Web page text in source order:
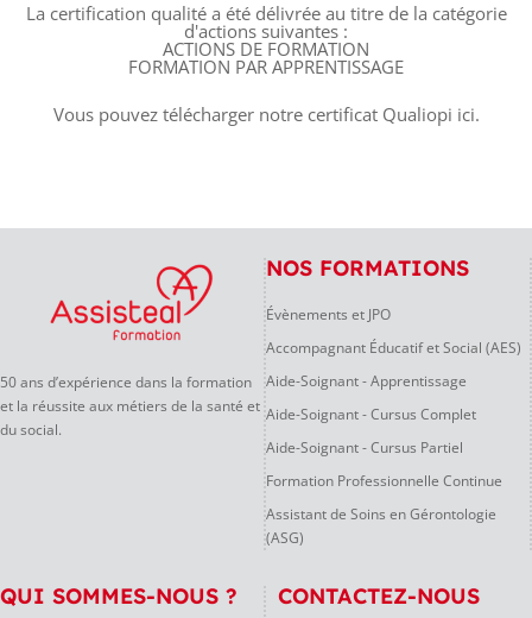
La certification qualité a été délivrée au titre de la catégorie
d'actions suivantes :
ACTIONS DE FORMATION
FORMATION PAR APPRENTISSAGE
Vous pouvez télécharger notre certificat Qualiopi ici.
50 ans d’expérience dans la formation
et la réussite aux métiers de la santé et
du social.
NOS FORMATIONS
Évènements et JPO
Accompagnant Éducatif et Social (AES)
Aide-Soignant - Apprentissage
Aide-Soignant - Cursus Complet
Aide-Soignant - Cursus Partiel
Formation Professionnelle Continue
Assistant de Soins en Gérontologie
(ASG)
QUI SOMMES-NOUS ? CONTACTEZ-NOUS